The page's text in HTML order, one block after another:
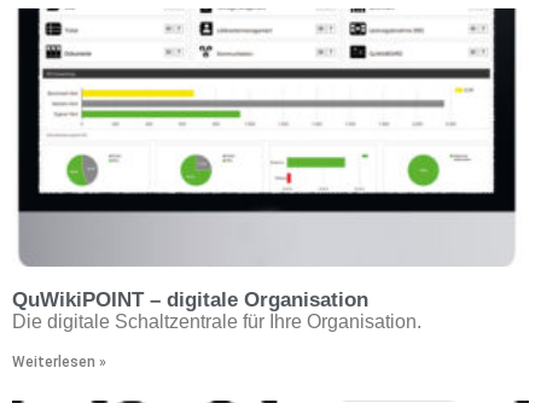
QuWikiPOINT – digitale Organisation
Die digitale Schaltzentrale für Ihre Organisation.
Weiterlesen »